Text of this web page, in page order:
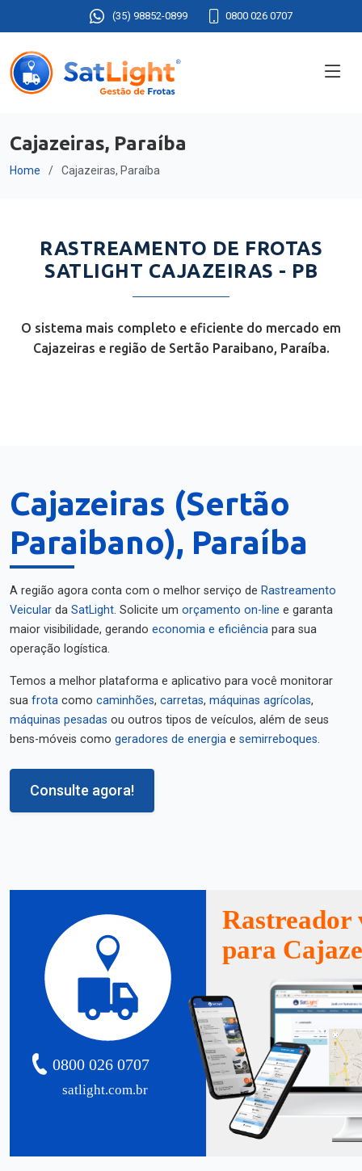
(35) 98852-0899 0800 026 0707
Cajazeiras, Paraíba
Home Cajazeiras, Paraíba
RASTREAMENTO DE FROTAS
SATLIGHT CAJAZEIRAS - PB
O sistema mais completo e eficiente do mercado em
Cajazeiras e região de Sertão Paraibano, Paraíba.
Cajazeiras (Sertão
Paraibano), Paraíba
A região agora conta com o melhor serviço de Rastreamento
Veicular da SatLight. Solicite um orçamento on-line e garanta
maior visibilidade, gerando economia e eficiência para sua
operação logística.
Temos a melhor plataforma e aplicativo para você monitorar
sua frota como caminhões, carretas, máquinas agrícolas,
máquinas pesadas ou outros tipos de veículos, além de seus
bens-móveis como geradores de energia e semirreboques.
Consulte agora!
satlight.com.br
0800 026 0707
Rastreador
para